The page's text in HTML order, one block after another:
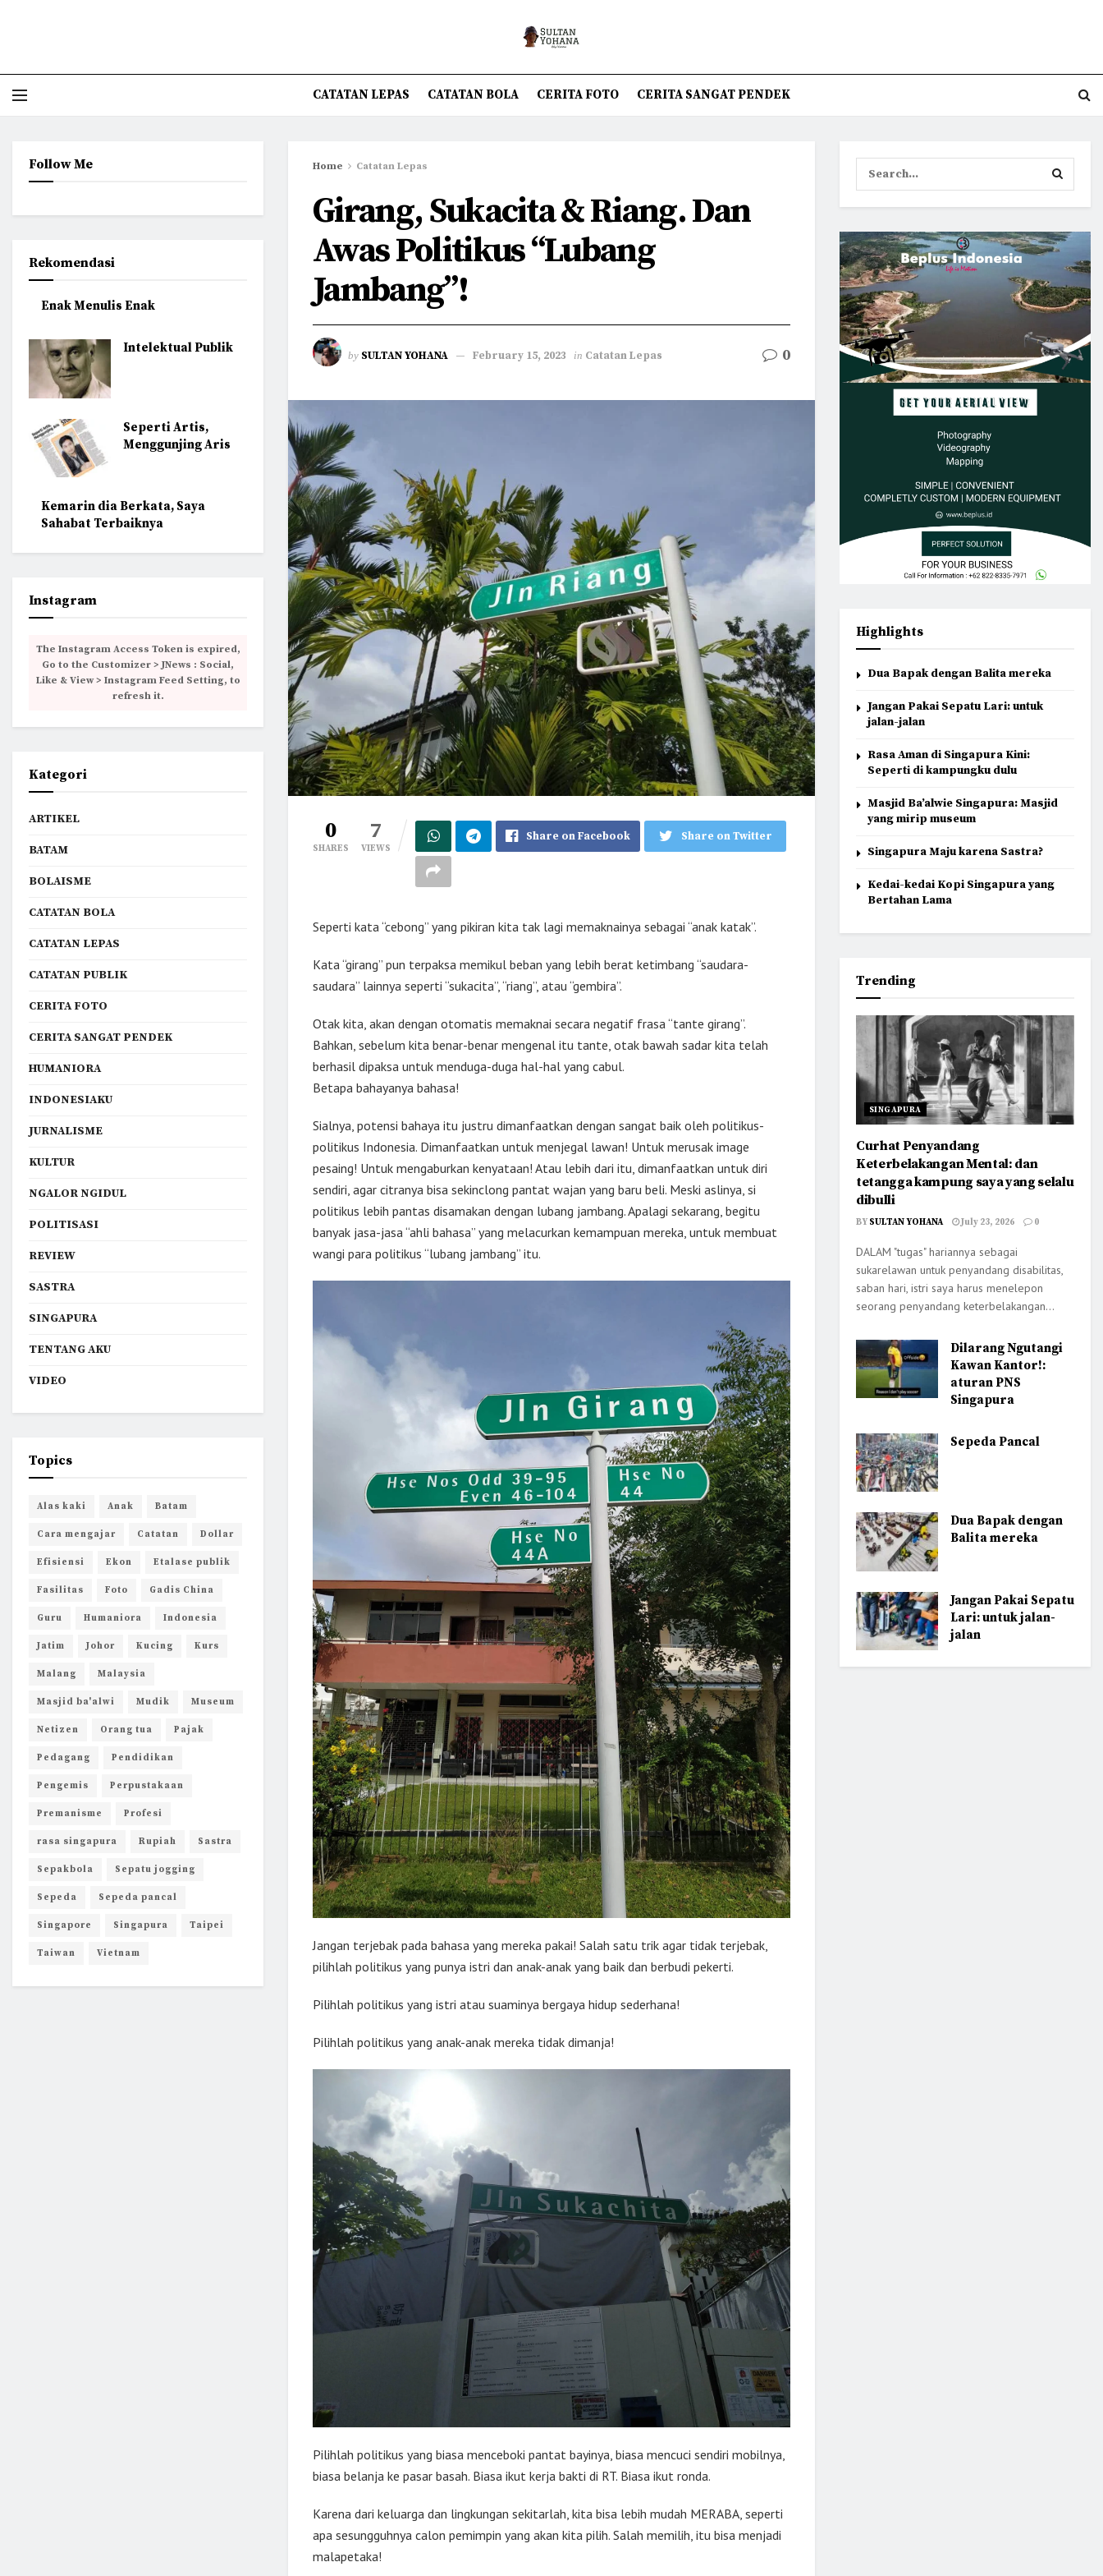
CATATAN LEPAS CATATAN BOLA CERITA FOTO CERITA SANGAT PENDEK
Home Catatan Lepas
Girang, Sukacita & Riang. Dan
Awas Politikus “Lubang
Jambang”!
by SULTAN YOHANA February 15, 2023 in Catatan Lepas 0
0
SHARES
7
VIEWS
Share on Facebook Share on Twitter
Seperti kata “cebong” yang pikiran kita tak lagi memaknainya sebagai “anak katak”.
Kata “girang” pun terpaksa memikul beban yang lebih berat ketimbang “saudara-
saudara” lainnya seperti “sukacita”, “riang”, atau “gembira”.
Otak kita, akan dengan otomatis memaknai secara negatif frasa “tante girang”.
Bahkan, sebelum kita benar-benar mengenal itu tante, otak bawah sadar kita telah
berhasil dipaksa untuk menduga-duga hal-hal yang cabul.
Betapa bahayanya bahasa!
Sialnya, potensi bahaya itu justru dimanfaatkan dengan sangat baik oleh politikus-
politikus Indonesia. Dimanfaatkan untuk menjegal lawan! Untuk merusak image
pesaing! Untuk mengaburkan kenyataan! Atau lebih dari itu, dimanfaatkan untuk diri
sendiri, agar citranya bisa sekinclong pantat wajan yang baru beli. Meski aslinya, si
politikus lebih pantas disamakan dengan lubang jambang. Apalagi sekarang, begitu
banyak jasa-jasa “ahli bahasa” yang melacurkan kemampuan mereka, untuk membuat
wangi para politikus “lubang jambang” itu.
Jangan terjebak pada bahasa yang mereka pakai! Salah satu trik agar tidak terjebak,
pilihlah politikus yang punya istri dan anak-anak yang baik dan berbudi pekerti.
Pilihlah politikus yang istri atau suaminya bergaya hidup sederhana!
Pilihlah politikus yang anak-anak mereka tidak dimanja!
Pilihlah politikus yang biasa menceboki pantat bayinya, biasa mencuci sendiri mobilnya,
biasa belanja ke pasar basah. Biasa ikut kerja bakti di RT. Biasa ikut ronda.
Karena dari keluarga dan lingkungan sekitarlah, kita bisa lebih mudah MERABA, seperti
apa sesungguhnya calon pemimpin yang akan kita pilih. Salah memilih, itu bisa menjadi
malapetaka!
Follow Me
Rekomendasi
Enak Menulis Enak
Intelektual Publik
Seperti Artis,
Menggunjing Aris
Kemarin dia Berkata, Saya
Sahabat Terbaiknya
Instagram
The Instagram Access Token is expired,
Go to the Customizer > JNews : Social,
Like & View > Instagram Feed Setting, to
refresh it.
Kategori
ARTIKEL
BATAM
BOLAISME
CATATAN BOLA
CATATAN LEPAS
CATATAN PUBLIK
CERITA FOTO
CERITA SANGAT PENDEK
HUMANIORA
INDONESIAKU
JURNALISME
KULTUR
NGALOR NGIDUL
POLITISASI
REVIEW
SASTRA
SINGAPURA
TENTANG AKU
VIDEO
Topics
Alas kaki Anak Batam
Cara mengajar Catatan Dollar
Efisiensi Ekon Etalase publik
Fasilitas Foto Gadis China
Guru Humaniora Indonesia
Jatim Johor Kucing Kurs
Malang Malaysia
Masjid ba'alwi Mudik Museum
Netizen Orang tua Pajak
Pedagang Pendidikan
Pengemis Perpustakaan
Premanisme Profesi
rasa singapura Rupiah Sastra
Sepakbola Sepatu jogging
Sepeda Sepeda pancal
Singapore Singapura Taipei
Taiwan Vietnam
Highlights
Dua Bapak dengan Balita mereka
Jangan Pakai Sepatu Lari: untuk
jalan-jalan
Rasa Aman di Singapura Kini:
Seperti di kampungku dulu
Masjid Ba’alwie Singapura: Masjid
yang mirip museum
Singapura Maju karena Sastra?
Kedai-kedai Kopi Singapura yang
Bertahan Lama
Trending
SINGAPURA
Curhat Penyandang
Keterbelakangan Mental: dan
tetangga kampung saya yang selalu
dibulli
BY SULTAN YOHANA July 23, 2026 0
DALAM "tugas" hariannya sebagai
sukarelawan untuk penyandang disabilitas,
saban hari, istri saya harus menelepon
seorang penyandang keterbelakangan...
Dilarang Ngutangi
Kawan Kantor!:
aturan PNS
Singapura
Sepeda Pancal
Dua Bapak dengan
Balita mereka
Jangan Pakai Sepatu
Lari: untuk jalan-
jalan